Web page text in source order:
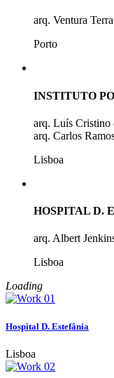
arq. Ventura
Porto
INSTITUTO
arq. Luís Cristino
arq. Carlos
Lisboa
HOSPITAL D.
arq. Albert
Lisboa
Loading
Hospital D. Estefânia
Lisboa